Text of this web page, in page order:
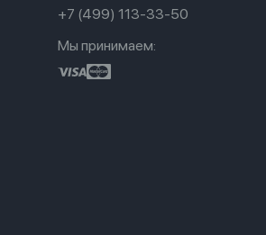
+7 (499) 113-33-50
Мы принимаем: